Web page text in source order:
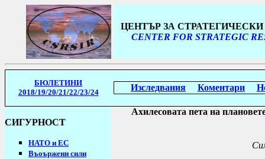
ЦЕНТЪР ЗА
CENTER FOR STRATEGIC
БЮЛЕТИНИ
2018/19/20/21/22/23/24 Изследвания Коментари
СИГУРНОСТ
НАТО и ЕС
Въоържени сили
Ахилесовата пета на